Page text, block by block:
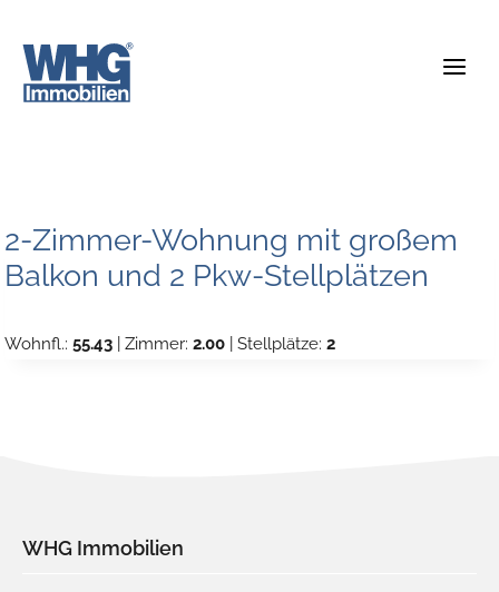
Inhalt
springen
2-Zimmer-Wohnung mit großem
Balkon und 2 Pkw-Stellplätzen
Wohnfl.: 55.43 | Zimmer: 2.00 | Stellplätze: 2
WHG Immobilien